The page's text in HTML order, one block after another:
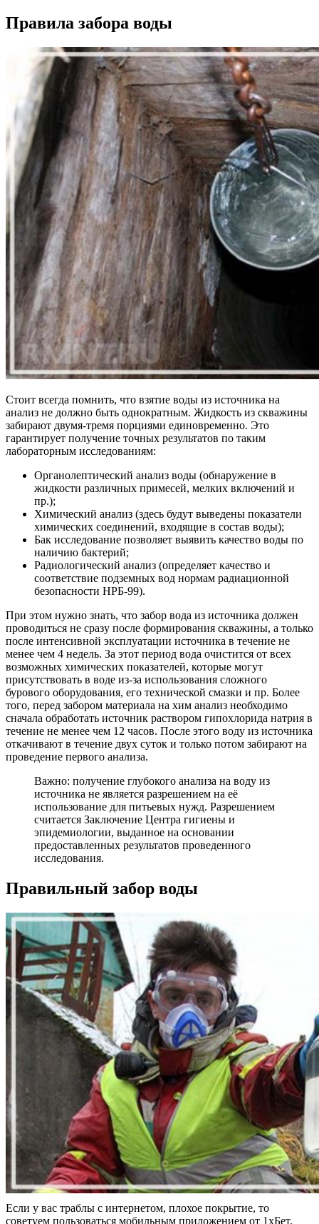
Правила забора воды
Стоит всегда помнить, что взятие воды из источника на
анализ не должно быть однократным. Жидкость из скважины
забирают двумя-тремя порциями единовременно. Это
гарантирует получение точных результатов по таким
лабораторным исследованиям:
Органолептический анализ воды (обнаружение в
жидкости различных примесей, мелких включений и
пр.);
Химический анализ (здесь будут выведены показатели
химических соединений, входящие в состав воды);
Бак исследование позволяет выявить качество воды по
наличию бактерий;
Радиологический анализ (определяет качество и
соответствие подземных вод нормам радиационной
безопасности НРБ-99).
При этом нужно знать, что забор вода из источника должен
проводиться не сразу после формирования скважины, а только
после интенсивной эксплуатации источника в течение не
менее чем 4 недель. За этот период вода очистится от всех
возможных химических показателей, которые могут
присутствовать в воде из-за использования сложного
бурового оборудования, его технической смазки и пр. Более
того, перед забором материала на хим анализ необходимо
сначала обработать источник раствором гипохлорида натрия в
течение не менее чем 12 часов. После этого воду из источника
откачивают в течение двух суток и только потом забирают на
проведение первого анализа.
Важно: получение глубокого анализа на воду из
источника не является разрешением на её
использование для питьевых нужд. Разрешением
считается Заключение Центра гигиены и
эпидемиологии, выданное на основании
предоставленных результатов проведенного
исследования.
Правильный забор воды
Если у вас траблы с интернетом, плохое покрытие, то
советуем пользоваться мобильным приложением от 1хБет,